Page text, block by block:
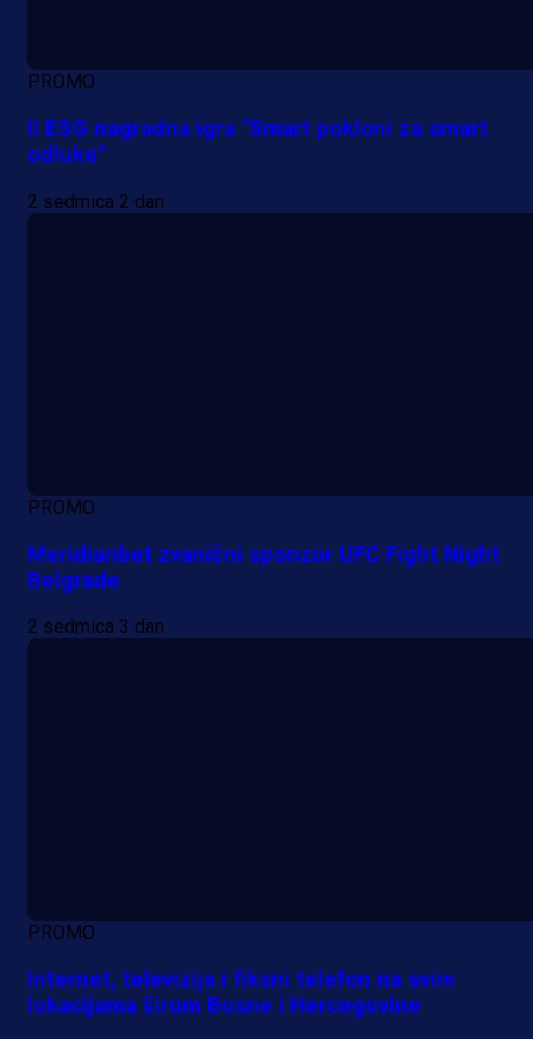
PROMO
II ESG nagradna igra "Smart pokloni za smart
odluke"
2 sedmica 2 dan
PROMO
Meridianbet zvanični sponzor UFC Fight Night
Belgrade
2 sedmica 3 dan
PROMO
Internet, televizija i fiksni telefon na svim
lokacijama širom Bosne i Hercegovine